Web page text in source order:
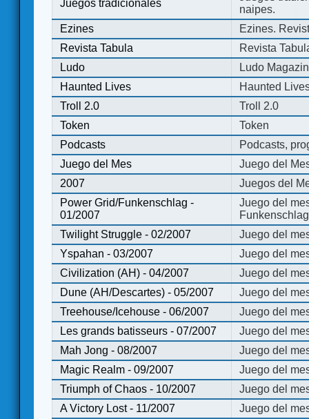
Juegos tradicionales
naipes.
Ezines
Ezines.
Revista Tabula
Revista
Ludo
Ludo
Haunted Lives
Haunted
Troll 2.0
Troll 2.0
Token
Token
Podcasts
Podcasts,
Juego del Mes
Juego del
2007
Juegos del
Power Grid/Funkenschlag -
01/2007
Juego del
Twilight Struggle - 02/2007
Juego del
Yspahan - 03/2007
Juego del
Civilization (AH) - 04/2007
Juego del
Dune (AH/Descartes) - 05/2007
Juego del
Treehouse/Icehouse - 06/2007
Juego del
Les grands batisseurs - 07/2007
Juego del
Mah Jong - 08/2007
Juego del
Magic Realm - 09/2007
Juego del
Triumph of Chaos - 10/2007
Juego del
A Victory Lost - 11/2007
Juego del